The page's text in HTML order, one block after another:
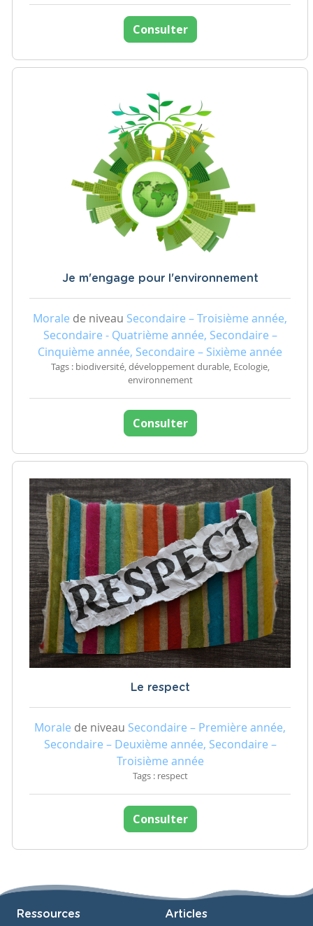
Consulter
Je m'engage pour l'environnement
Morale de niveau Secondaire – Troisième année,
Secondaire - Quatrième année, Secondaire –
Cinquième année, Secondaire – Sixième année
Tags : biodiversité, développement durable, Ecologie,
environnement
Consulter
Le respect
Morale de niveau Secondaire – Première année,
Secondaire – Deuxième année, Secondaire –
Troisième année
Tags : respect
Consulter
Ressources Articles